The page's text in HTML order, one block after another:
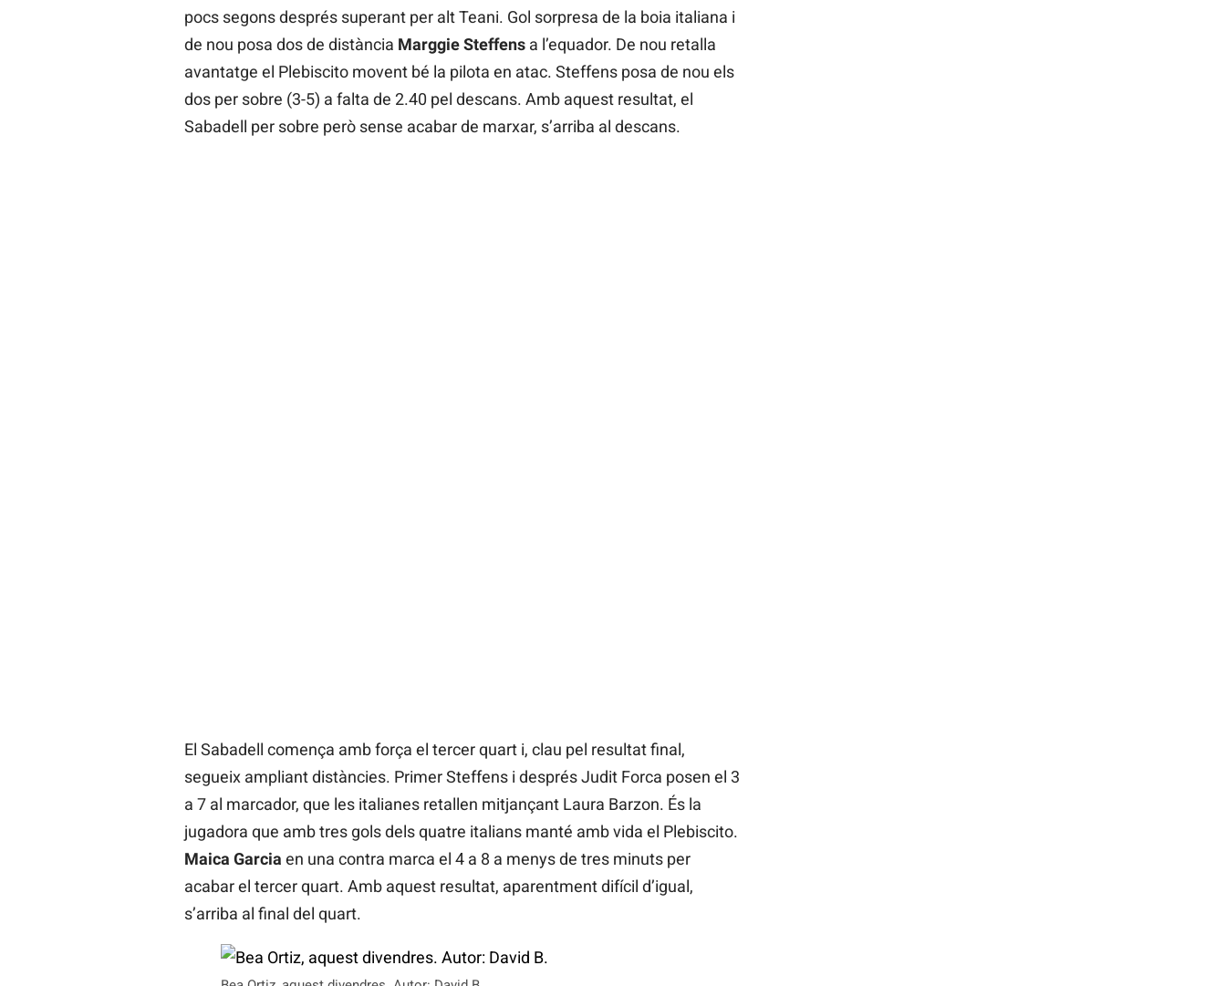
pocs segons després superant per alt Teani. Gol sorpresa de la boia italiana i
de nou posa dos de distància Marggie Steffensa l’equador. De nou retalla
avantatge el Plebiscito movent bé la pilota en atac. Steffens posa de nou els
dos per sobre (3-5) a falta de 2.40 pel descans. Amb aquest resultat, el
Sabadell per sobre però sense acabar de marxar, s’arriba al descans.
El Sabadell comença amb força el tercer quart i, clau pel resultat final,
segueix ampliant distàncies. Primer Steffens i després Judit Forca posen el 3
a 7 al marcador, que les italianes retallen mitjançant Laura Barzon. És la
jugadora que amb tres gols dels quatre italians manté amb vida el Plebiscito.
Maica Garcia en una contra marca el 4 a 8 a menys de tres minuts per
acabar el tercer quart. Amb aquest resultat, aparentment difícil d’igual,
s’arriba al final del quart.